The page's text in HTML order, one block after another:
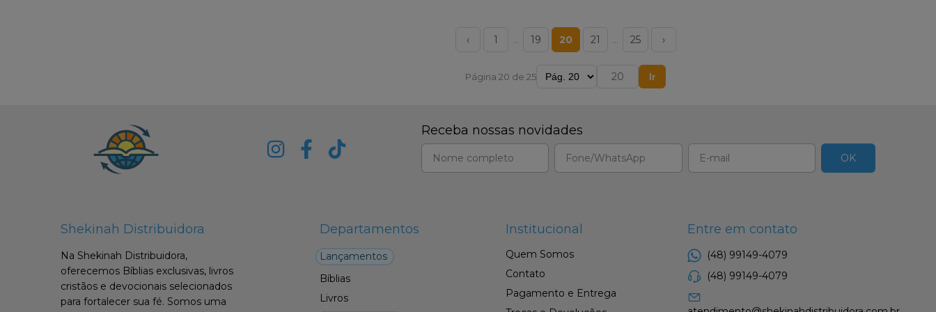
‹ 1 … 19 20 21 … 25 ›
Página 20 de 25 Ir
Receba nossas novidades
Shekinah Distribuidora
Na Shekinah Distribuidora,
oferecemos Bíblias exclusivas, livros
cristãos e devocionais selecionados
para fortalecer sua fé. Somos uma
Departamentos
Lançamentos
Bíblias
Livros
Institucional
Quem Somos
Contato
Pagamento e Entrega
Entre em contato
(48) 99149-4079
(48) 99149-4079